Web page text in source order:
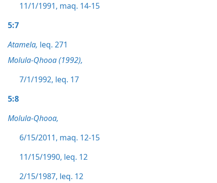
11/1/1991, maq. 14-15
5:7
Atamela, leq. 271
Molula-Qhooa (1992),
7/1/1992, leq. 17
5:8
Molula-Qhooa,
6/15/2011, maq. 12-15
11/15/1990, leq. 12
2/15/1987, leq. 12